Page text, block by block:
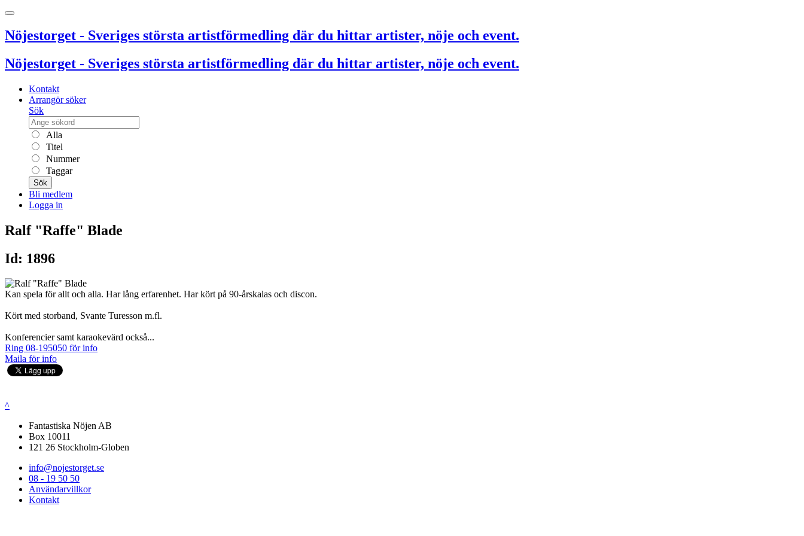
Nöjestorget - Sveriges största artistförmedling där du hittar artister, nöje och event.
Nöjestorget - Sveriges största artistförmedling där du hittar artister, nöje och event.
Kontakt
Arrangör söker
Sök
Alla
Titel
Nummer
Taggar
Sök
Bli medlem
Logga in
Ralf "Raffe" Blade
Id: 1896
Kan spela för allt och alla. Har lång erfarenhet. Har kört på 90-årskalas och discon.
Kört med storband, Svante Turesson m.fl.
Konferencier samt karaokevärd också...
Ring 08-195050 för info
Maila för info
^
Fantastiska Nöjen AB
Box 10011
121 26 Stockholm-Globen
info@nojestorget.se
08 - 19 50 50
Användarvillkor
Kontakt